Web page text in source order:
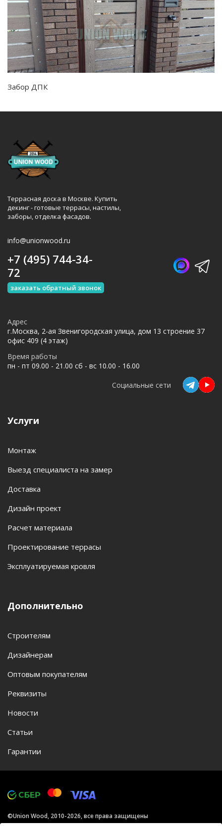
Забор ДПК
Террасная доска в Москве. Купить
декинг - готовые террасы, настилы,
заборы, отделка фасадов.
info@unionwood.ru
Услуги
Монтаж
Выезд специалиста на замер
Доставка
Дизайн проект
Расчет материала
Проектирование террасы
Эксплуатируемая кровля
Дополнительно
Строителям
Дизайнерам
Оптовым покупателям
Реквизиты
Новости
Статьи
Гарантии
+7 (495) 744-34-
72
заказать обратный звонок
Адрес
г.Москва, 2-ая Звенигородская улица, дом 13 строение 37
офис 409 (4 этаж)
Время работы
пн - пт 09.00 - 21.00 сб - вс 10.00 - 16.00
Социальные сети
©Union Wood, 2010-2026, все права защищены